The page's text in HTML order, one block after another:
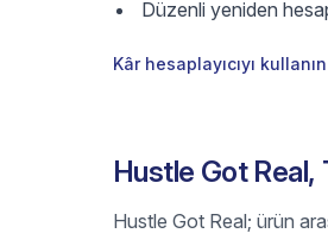
Düzenli yeniden
Kâr hesaplayıcıyı kullanın
Hustle Got Real,
Hustle Got Real; ürün